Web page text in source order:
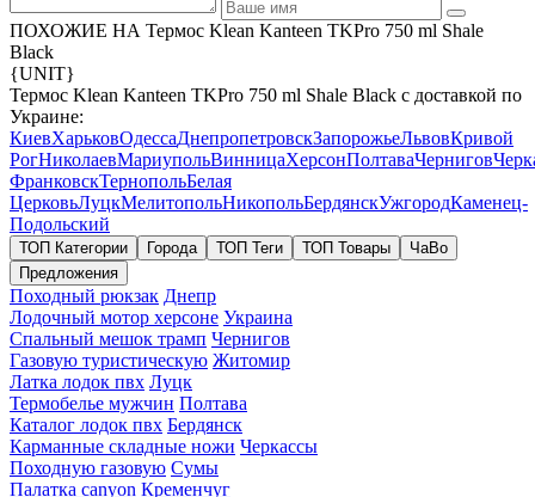
ПОХОЖИЕ НА Термос Klean Kanteen TKPro 750 ml Shale
Black
{UNIT}
Термос Klean Kanteen TKPro 750 ml Shale Black с доставкой по
Украине:
КиевХарьковОдессаДнепропетровскЗапорожьеЛьвовКривой
РогНиколаевМариупольВинницаХерсонПолтаваЧернигов
ФранковскТернопольБелая
ЦерковьЛуцкМелитопольНикопольБердянскУжгородКаменец-
Подольский
ТОП Категории Города ТОП Теги ТОП Товары
ЧаВо
Предложения
Походный рюкзак Днепр
Лодочный мотор херсоне Украина
Спальный мешок трамп Чернигов
Газовую туристическую Житомир
Латка лодок пвх Луцк
Термобелье мужчин Полтава
Каталог лодок пвх Бердянск
Карманные складные ножи Черкассы
Походную газовую Сумы
Палатка canyon Кременчуг